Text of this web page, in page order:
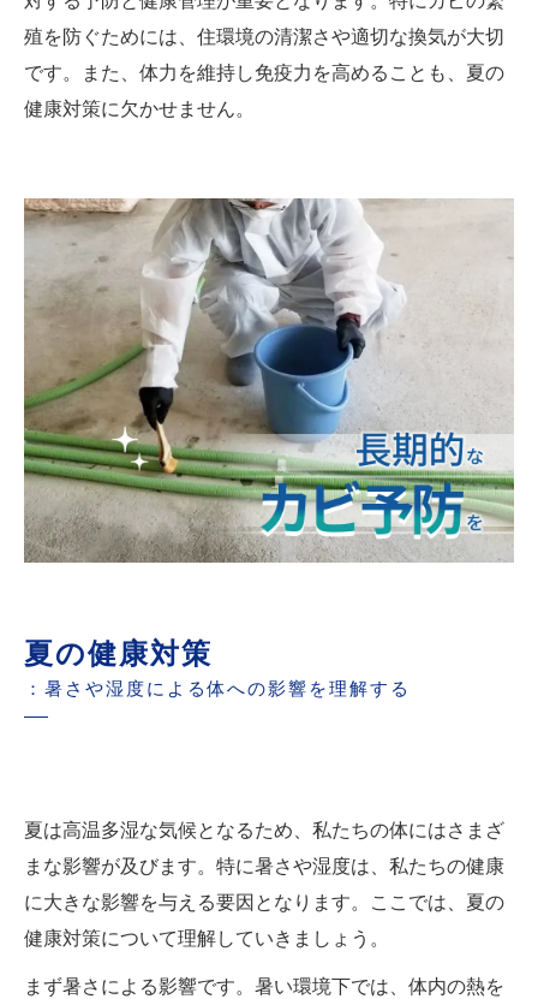
殖を防ぐためには、住環境の清潔さや適切な換気が大切
です。また、体力を維持し免疫力を高めることも、夏の
健康対策に欠かせません。
夏の健康対策
：暑さや湿度による体への影響を理解する
夏は高温多湿な気候となるため、私たちの体にはさまざ
まな影響が及びます。特に暑さや湿度は、私たちの健康
に大きな影響を与える要因となります。ここでは、夏の
健康対策について理解していきましょう。
まず暑さによる影響です。暑い環境下では、体内の熱を